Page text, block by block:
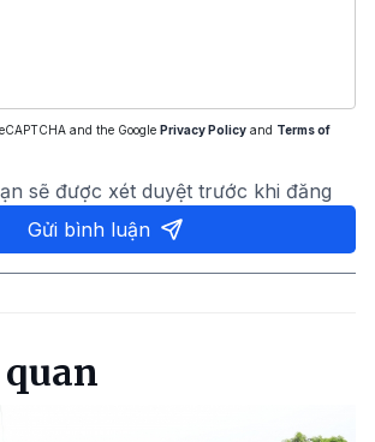
and the Google Privacy Policy and Terms of
sẽ được xét duyệt trước khi đăng
Gửi bình luận